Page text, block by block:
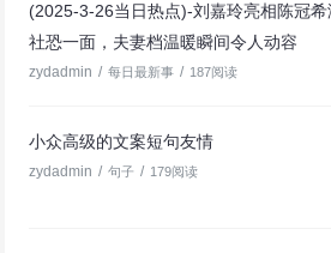
(2025-3-26当日热点)-刘嘉玲亮相陈冠
社恐一面，夫妻档温暖瞬间令人动容
zydadmin / 每日最新事 / 187阅读
小众高级的文案短句友情
zydadmin / 句子 / 179阅读